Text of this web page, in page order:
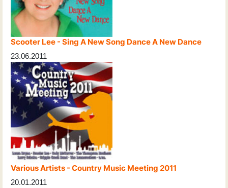
Scooter Lee - Sing A New Song Dance A New Dance
23.06.2011
Various Artists - Country Music Meeting 2011
20.01.2011